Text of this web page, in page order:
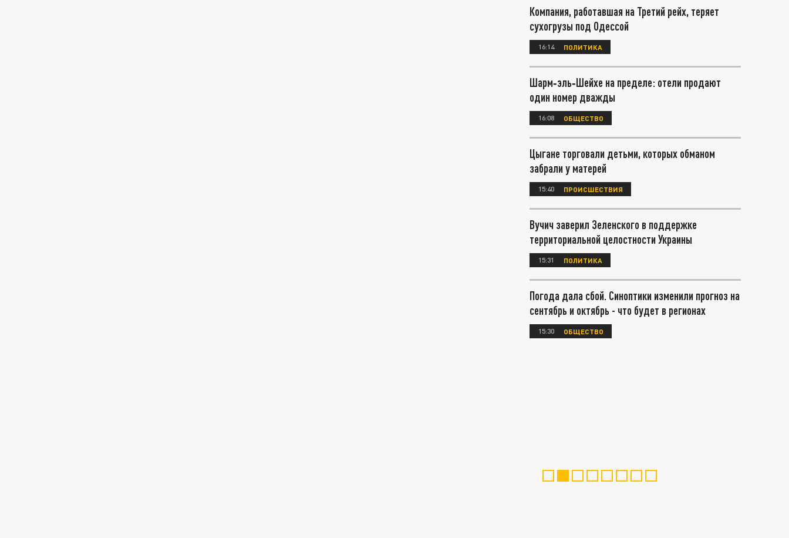
Компания, работавшая на Третий рейх, теряет
сухогрузы под Одессой
16:14 ПОЛИТИКА
Шарм‑эль‑Шейхе на пределе: отели продают
один номер дважды
16:08 ОБЩЕСТВО
Цыгане торговали детьми, которых обманом
забрали у матерей
15:40 ПРОИСШЕСТВИЯ
Вучич заверил Зеленского в поддержке
территориальной целостности Украины
15:31 ПОЛИТИКА
Погода дала сбой. Синоптики изменили прогноз на
сентябрь и октябрь - что будет в регионах
15:30 ОБЩЕСТВО